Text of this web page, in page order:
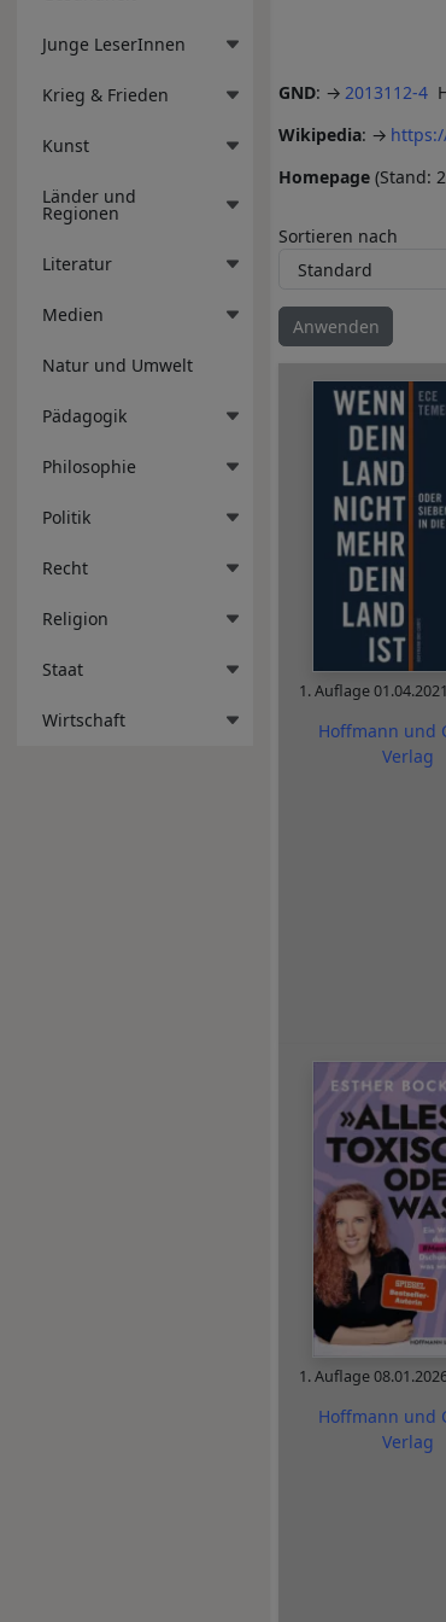
Junge LeserInnen
Krieg & Frieden
Kunst
Länder und
Regionen
Literatur
Medien
Natur und Umwelt
Pädagogik
Philosophie
Politik
Recht
Religion
Staat
Wirtschaft
GND: 2013112-4
Wikipedia:
Homepage (Stand:
Sortieren nach
1. Auflage01.04.2021
Hoffmann und
Verlag
1. Auflage
Hoffmann und
Verlag